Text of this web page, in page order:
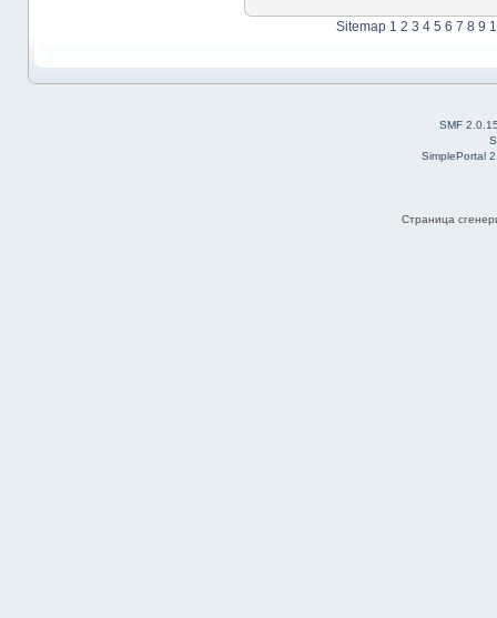
Sitemap 1 2 3 4 5 6 7 8 9
SMF
SimplePortal
Страница